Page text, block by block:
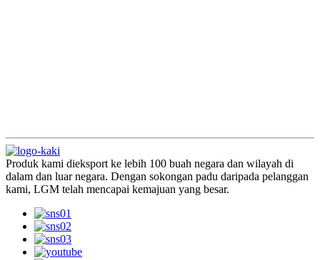
Produk kami dieksport ke lebih 100 buah negara dan wilayah di
dalam dan luar negara. Dengan sokongan padu daripada pelanggan
kami, LGM telah mencapai kemajuan yang besar.